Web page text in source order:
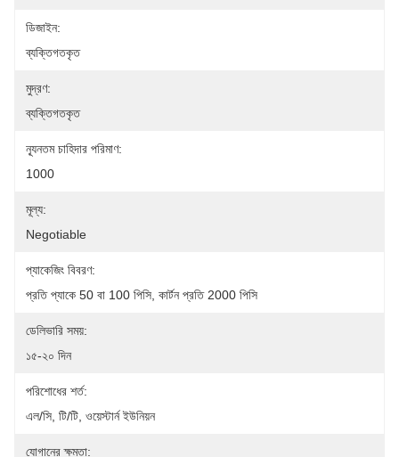
ডিজাইন:
ব্যক্তিগতকৃত
মুদ্রণ:
ব্যক্তিগতকৃত
ন্যূনতম চাহিদার পরিমাণ:
1000
মূল্য:
Negotiable
প্যাকেজিং বিবরণ:
প্রতি প্যাকে 50 বা 100 পিসি, কার্টন প্রতি 2000 পিসি
ডেলিভারি সময়:
১৫-২০ দিন
পরিশোধের শর্ত:
এল/সি, টি/টি, ওয়েস্টার্ন ইউনিয়ন
যোগানের ক্ষমতা: